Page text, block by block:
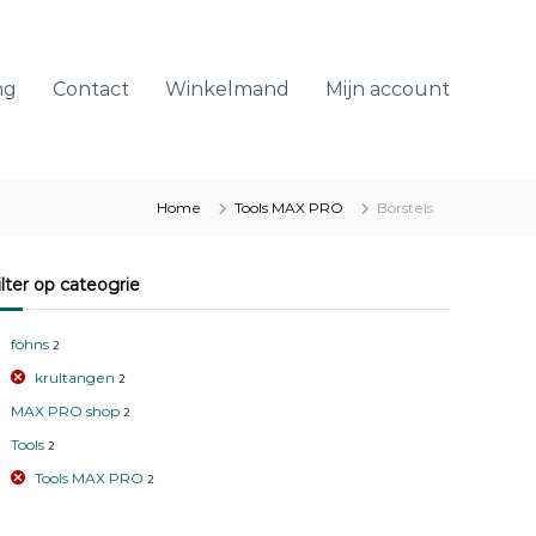
Contact Winkelmand Mijn account
Home Tools MAX PRO Borstels
op cateogrie
föhns 2
krultangen 2
MAX PRO shop 2
Tools 2
Tools MAX PRO 2